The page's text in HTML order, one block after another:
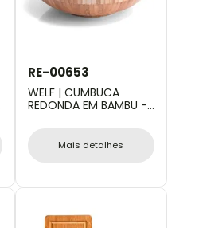
RE-00653
WELF | CUMBUCA
REDONDA EM BAMBU -
Mais detalhes